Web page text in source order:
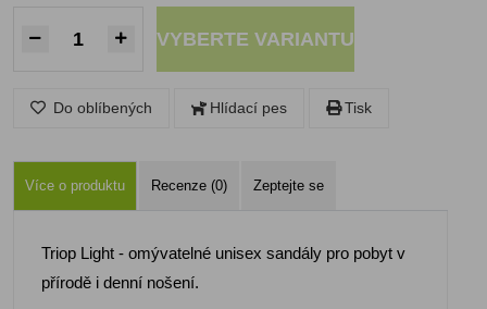
VYBERTE VARIANTU
Do oblíbených Hlídací pes Tisk
Více o produktu Recenze (0) Zeptejte se
Triop Light - omývatelné unisex sandály pro pobyt v
přírodě i denní nošení.